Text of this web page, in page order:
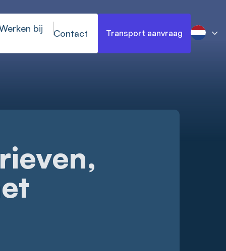
bij Contact Transport aanvraag